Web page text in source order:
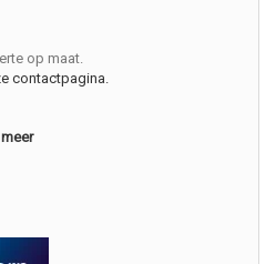
op maat.
contactpagina.